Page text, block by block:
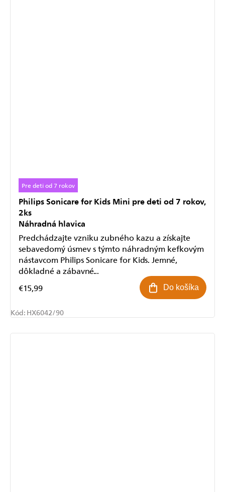
Pre deti od 7 rokov
Philips Sonicare for Kids Mini pre deti od 7 rokov,
2ks
Náhradná hlavica
€15,99 Do košíka
Predchádzajte vzniku zubného kazu a získajte
sebavedomý úsmev s týmto náhradným kefkovým
nástavcom Philips Sonicare for Kids. Jemné,
dôkladné a zábavné...
Kód: HX6042/90